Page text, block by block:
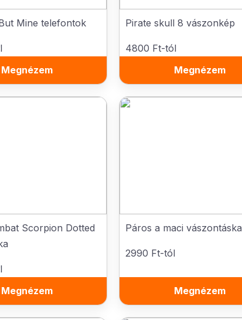
Mine telefontok
Megnézem
Pirate skull 8 vászonkép
4800 Ft-tól
Megnézem
Scorpion Dotted
Megnézem
Páros a maci vászontáska
2990 Ft-tól
Megnézem